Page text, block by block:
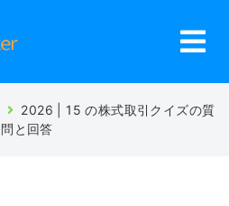
2026 | 15 の株式取引クイズの質
問と回答